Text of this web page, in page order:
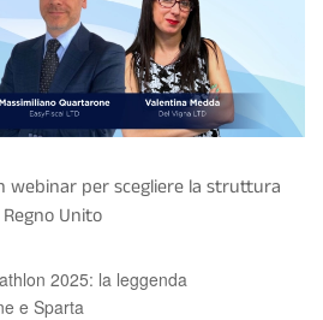
webinar per scegliere la struttura
Unito
2025: la leggenda
e Sparta